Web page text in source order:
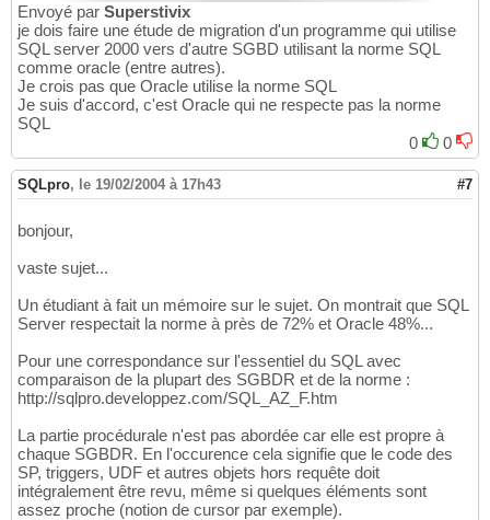
Envoyé par Superstivix
je dois faire une étude de migration d'un programme qui utilise
SQL server 2000 vers d'autre SGBD utilisant la norme SQL
comme oracle (entre autres).
Je crois pas que Oracle utilise la norme SQL
Je suis d'accord, c'est Oracle qui ne respecte pas la norme
SQL
0
0
SQLpro, le 19/02/2004 à 17h43 #7
bonjour,
vaste sujet...
Un étudiant à fait un mémoire sur le sujet. On montrait que SQL
Server respectait la norme à près de 72% et Oracle 48%...
Pour une correspondance sur l'essentiel du SQL avec
comparaison de la plupart des SGBDR et de la norme :
http://sqlpro.developpez.com/SQL_AZ_F.htm
La partie procédurale n'est pas abordée car elle est propre à
chaque SGBDR. En l'occurence cela signifie que le code des
SP, triggers, UDF et autres objets hors requête doit
intégralement être revu, même si quelques éléments sont
assez proche (notion de cursor par exemple).